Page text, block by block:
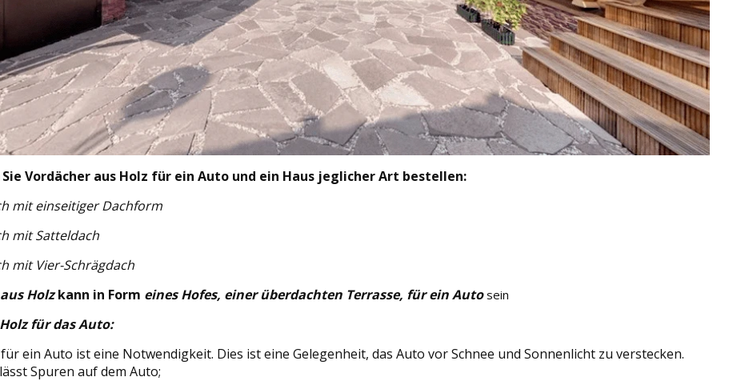
Vordächer aus Holz für ein Auto und ein Haus jeglicher Art bestellen:
mit einseitiger Dachform
mit Satteldach
mit Vier-Schrägdach
Holzkann in Form eines Hofes, einer überdachten Terrasse, für ein Autosein
für das Auto:
ein Auto ist eine Notwendigkeit. Dies ist eine Gelegenheit, das Auto vor Schnee und Sonnenlicht zu verstecken.
Spuren auf dem Auto;